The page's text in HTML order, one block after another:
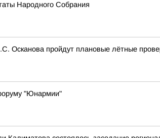
Народного Собрания
Осканова пройдут плановые лётные
"Юнармии"